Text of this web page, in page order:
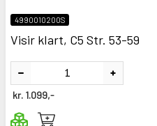
4990010200S
Visir klart, C5 Str. 53-59
kr. 1.099,-